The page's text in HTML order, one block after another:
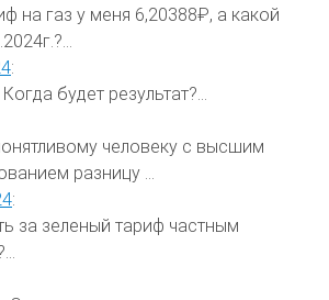
на газ у меня 6,20388₽, а какой
:
будет результат?...
человеку с высшим
разницу ...
:
за зеленый тариф частным